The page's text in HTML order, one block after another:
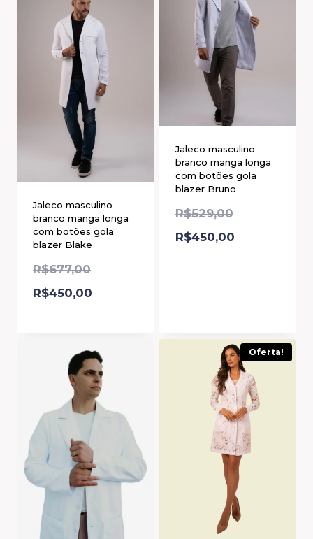
Jaleco masculino
branco manga longa
com botões gola
blazer Blake
R$677,00
R$450,00
Jaleco masculino
branco manga longa
com botões gola
blazer Bruno
R$529,00
R$450,00
Oferta!